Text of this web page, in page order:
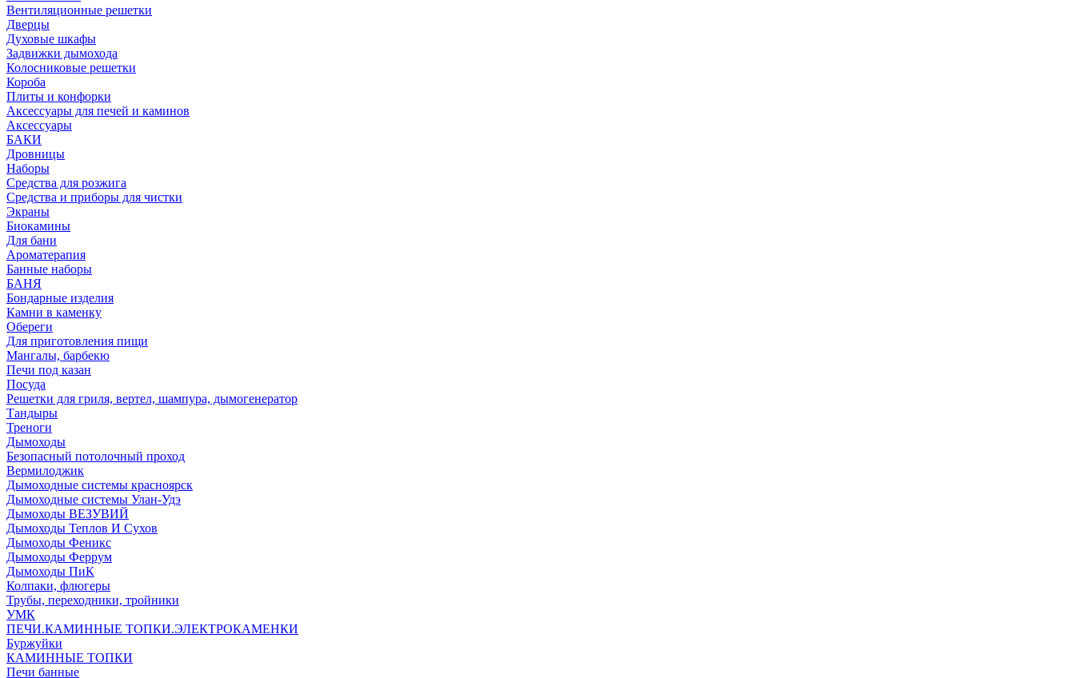
Вентиляционные решетки
Дверцы
Духовые шкафы
Задвижки дымохода
Колосниковые решетки
Короба
Плиты и конфорки
Аксессуары для печей и каминов
Аксессуары
БАКИ
Дровницы
Наборы
Средства для розжига
Средства и приборы для чистки
Экраны
Биокамины
Для бани
Ароматерапия
Банные наборы
БАНЯ
Бондарные изделия
Камни в каменку
Обереги
Для приготовления пищи
Мангалы, барбекю
Печи под казан
Посуда
Решетки для гриля, вертел, шампура, дымогенератор
Тандыры
Треноги
Дымоходы
Безопасный потолочный проход
Вермилоджик
Дымоходные системы красноярск
Дымоходные системы Улан-Удэ
Дымоходы ВЕЗУВИЙ
Дымоходы Теплов И Сухов
Дымоходы Феникс
Дымоходы Феррум
Дымоходы ПиК
Колпаки, флюгеры
Трубы, переходники, тройники
УМК
ПЕЧИ.КАМИННЫЕ ТОПКИ.ЭЛЕКТРОКАМЕНКИ
Буржуйки
КАМИННЫЕ ТОПКИ
Печи банные